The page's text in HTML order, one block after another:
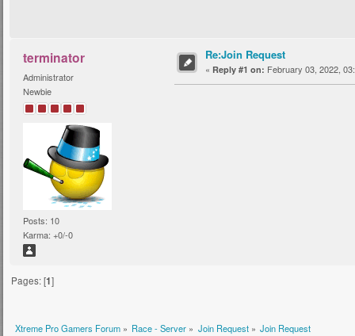
terminator
Administrator
Newbie
Posts: 10
Karma: +0/-0
Re:Join Request
« Reply #1 on: February 03, 2022,
Pages: [1]
Xtreme Pro Gamers Forum» Race - Server » Join Request» Join Request